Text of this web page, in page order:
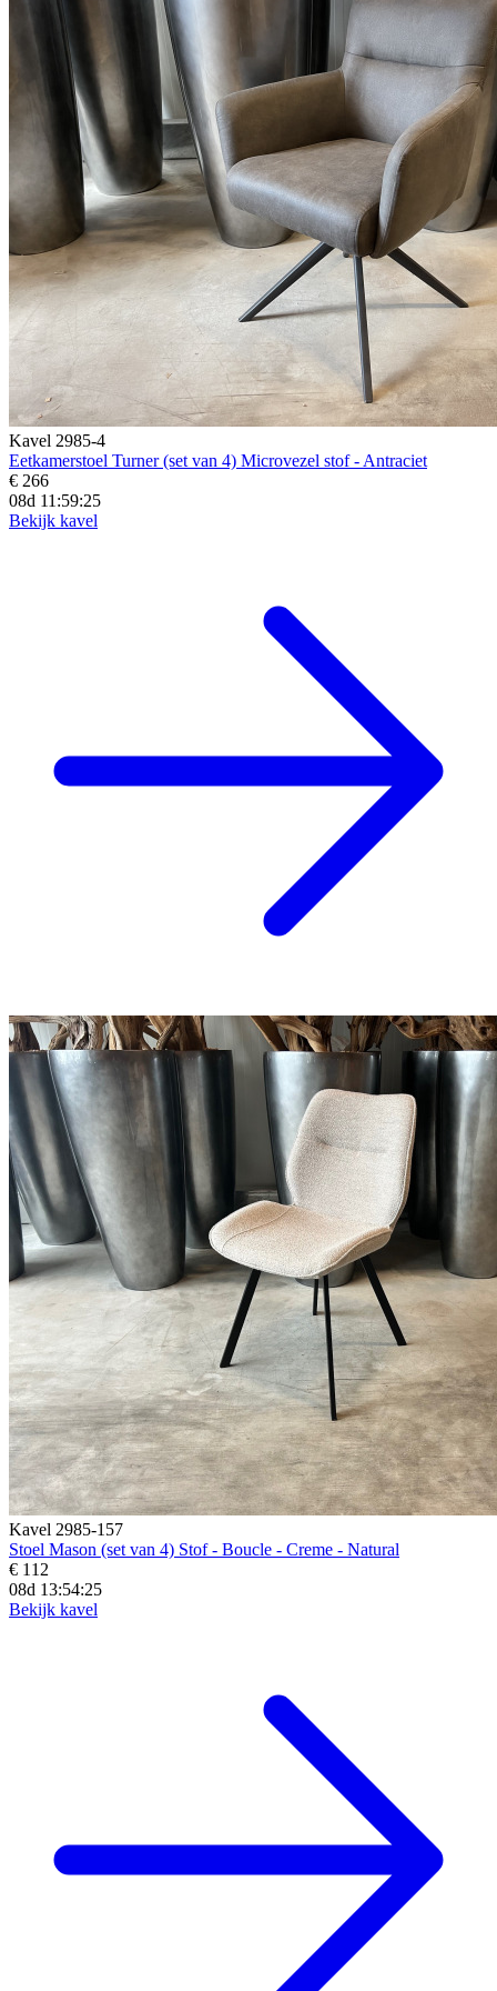
Kavel 2985-4
Eetkamerstoel Turner (set van 4) Microvezel stof - Antraciet
€ 266
08d 11:59:23
Bekijk kavel
Kavel 2985-157
Stoel Mason (set van 4) Stof - Boucle - Creme - Natural
€ 112
08d 13:54:23
Bekijk kavel